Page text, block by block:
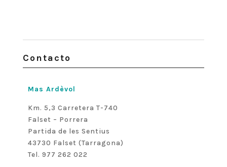
Contacto
Mas Ardèvol
Km. 5,3 Carretera T-740
Falset – Porrera
Partida de les Sentius
43730 Falset (Tarragona)
Tel. 977 262 022